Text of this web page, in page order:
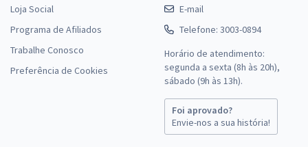
Loja Social
Programa de Afiliados
Trabalhe Conosco
Preferência de Cookies
E-mail
Telefone: 3003-0894
Horário de atendimento:
segunda a sexta (8h às 20h),
sábado (9h às 13h).
Foi aprovado?
Envie-nos a sua história!